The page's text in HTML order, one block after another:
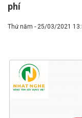
phí
Thứ năm - 25/03/2021